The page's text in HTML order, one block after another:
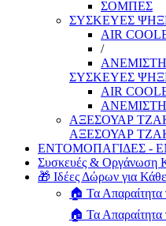
ΣΟΜΠΕΣ
ΣΥΣΚΕΥΕΣ
AIR
/
ΣΥΣΚΕΥΕΣ
AIR
ΑΞΕΣΟΥΑΡ
ΑΞΕΣΟΥΑΡ
ΕΝΤΟΜΟΠΑΓΙΔΕΣ -
Συσκευές & Οργάνωση
🎁 Ιδέες Δώρων για
🏠 Τα Απαραίτητα
🏠 Τα Απαραίτητα